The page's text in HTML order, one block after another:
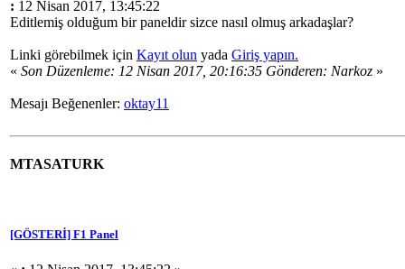
: 12 Nisan 2017, 13:45:22
Editlemiş olduğum bir paneldir sizce nasıl olmuş arkadaşlar?
Linki görebilmek için Kayıt olun yada Giriş yapın.
« Son Düzenleme: 12 Nisan 2017, 20:16:35 Gönderen: Narkoz »
Mesajı Beğenenler: oktay11
MTASATURK
[GÖSTERİ] F1 Panel